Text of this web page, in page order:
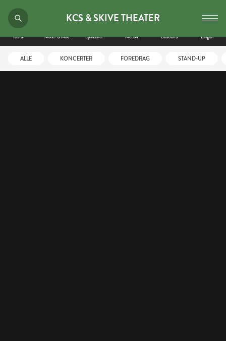
KCS & SKIVE THEATER
Kultur Møder & Mad Sponsorer Motion Badeland Biograf
ALLE KONCERTER FOREDRAG STAND-UP